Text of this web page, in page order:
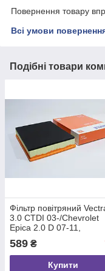
Повернення товару
Всі умови
Подібні товари
Фільтр повітряний
3.0 CTDI 03-/Chevrolet
Epica 2.0 D 07-11,
MAHLE/KNECHT
589 ₴
Купити